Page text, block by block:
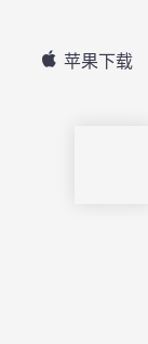
苹果下载